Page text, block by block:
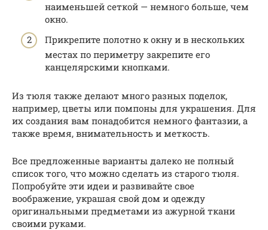
наименьшей сеткой — немного больше, чем
окно.
Прикрепите полотно к окну и в нескольких
местах по периметру закрепите его
канцелярскими кнопками.
Из тюля также делают много разных поделок,
например, цветы или помпоны для украшения. Для
их создания вам понадобится немного фантазии, а
также время, внимательность и меткость.
Все предложенные варианты далеко не полный
список того, что можно сделать из старого тюля.
Попробуйте эти идеи и развивайте свое
воображение, украшая свой дом и одежду
оригинальными предметами из ажурной ткани
своими руками.